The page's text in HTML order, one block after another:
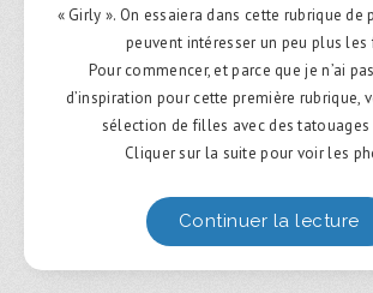
« Girly ». On essaiera dans cette rubrique de
peuvent intéresser un peu plus les
Pour commencer, et parce que je n’ai
d’inspiration pour cette première rubrique,
sélection de filles avec des tatouages
Cliquer sur la suite pour voir les
Continuer la lecture